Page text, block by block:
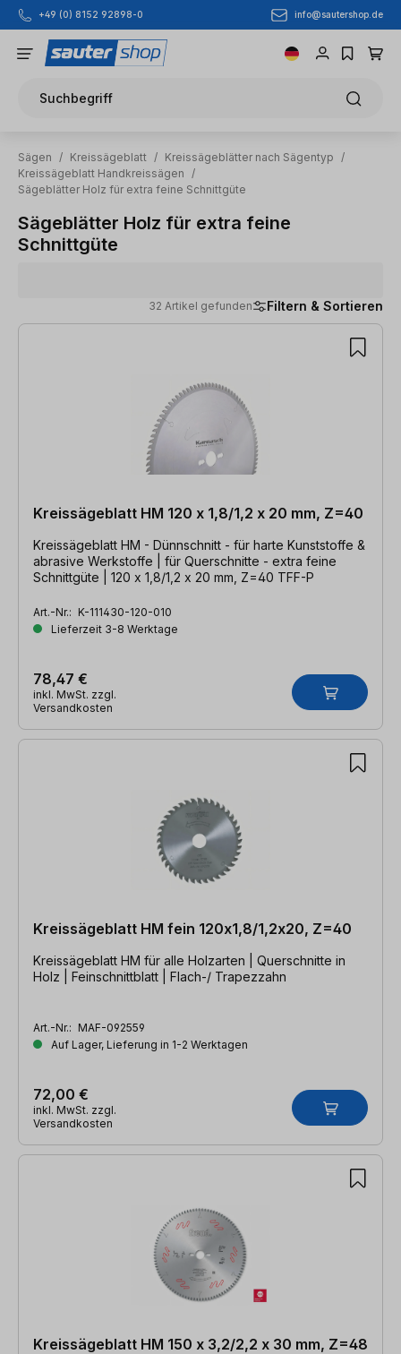
Zum Hauptinhalt springen
+49 (0) 8152 92898-0 info@sautershop.de
Suchbegriff
Sägen / Kreissägeblatt / Kreissägeblätter nach Sägentyp
/
Kreissägeblatt Handkreissägen
/
Sägeblätter Holz für extra feine Schnittgüte
Sägeblätter Holz für extra feine
Schnittgüte
32 Artikel gefunden Filtern & Sortieren
32 Artikel gefunden
Kreissägeblatt HM 120 x 1,8/1,2 x 20 mm, Z=40
Kreissägeblatt HM - Dünnschnitt - für harte Kunststoffe &
abrasive Werkstoffe | für Querschnitte - extra feine
Schnittgüte | 120 x 1,8/1,2 x 20 mm, Z=40 TFF-P
Art.-Nr.: K-111430-120-010
Lieferzeit 3-8 Werktage
78,47 €
inkl. MwSt. zzgl.
Versandkosten
Kreissägeblatt HM fein 120x1,8/1,2x20, Z=40
Kreissägeblatt HM für alle Holzarten | Querschnitte in
Holz | Feinschnittblatt | Flach-/ Trapezzahn
Art.-Nr.: MAF-092559
Auf Lager, Lieferung in 1-2 Werktagen
72,00 €
inkl. MwSt. zzgl.
Versandkosten
Kreissägeblatt HM 150 x 3,2/2,2 x 30 mm, Z=48